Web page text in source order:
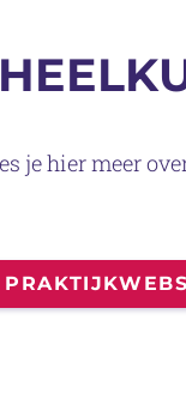
je hier meer